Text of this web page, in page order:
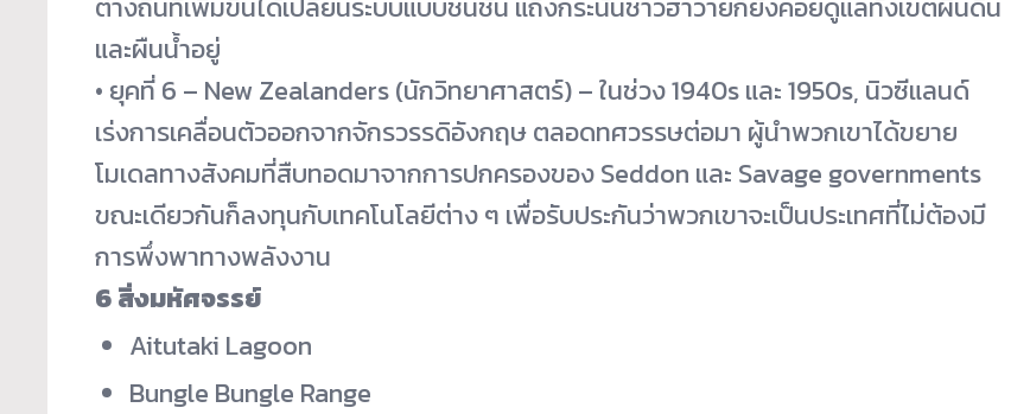
และผืนน้ำอยู่
• ยุคที่ 6 – New Zealanders (นักวิทยาศาสตร์) – ในช่วง 1940s และ 1950s, นิวซีแลนด์
เร่งการเคลื่อนตัวออกจากจักรวรรดิอังกฤษ ตลอดทศวรรษต่อมา ผู้นำพวกเขาได้ขยาย
โมเดลทางสังคมที่สืบทอดมาจากการปกครองของ Seddon และ Savage governments
ขณะเดียวกันก็ลงทุนกับเทคโนโลยีต่าง ๆ เพื่อรับประกันว่าพวกเขาจะเป็นประเทศที่ไม่ต้องมี
การพึ่งพาทางพลังงาน
6 สิ่งมหัศจรรย์
Aitutaki Lagoon
Bungle Bungle Range